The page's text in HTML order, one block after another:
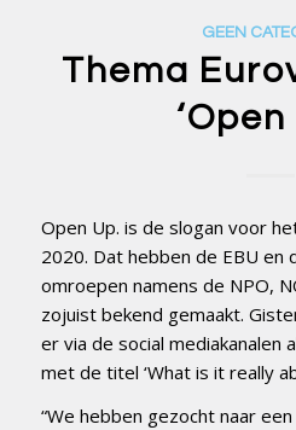
GEEN
Thema
‘Open
Open Up. is de slogan voor
2020. Dat hebben de EBU en
omroepen namens de NPO,
zojuist bekend gemaakt.
er via de social mediakanalen
met de titel ‘What is it really
“We hebben gezocht naar